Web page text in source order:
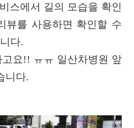
스에서 길의 모습을 확인
뷰를 사용하면 확인할 수
다.
요!! ㅠㅠ 일산차병원 앞
니다.